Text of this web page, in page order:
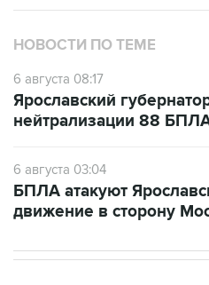
НОВОСТИ ПО ТЕМЕ
6 августа 08:17
Ярославский
нейтрализации 88
6 августа 03:04
БПЛА атакуют
движение в сторону